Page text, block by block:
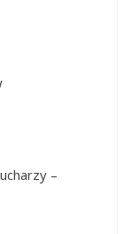
–